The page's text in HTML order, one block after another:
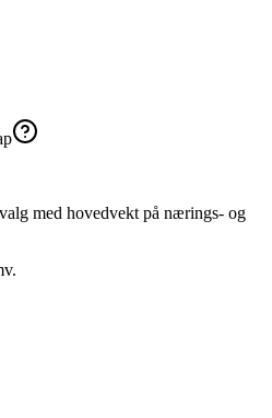
med hovedvekt på nærings- og